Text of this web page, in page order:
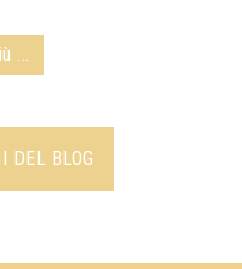
...
DEL BLOG